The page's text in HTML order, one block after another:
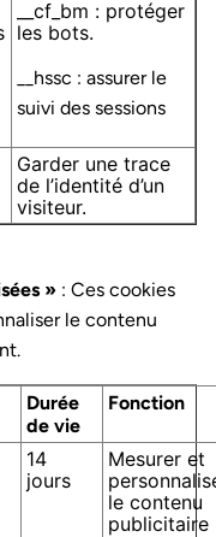
__cf_bm : protéger
les bots.
__hssc : assurer le
suivi des sessions
Garder une trace
de l’identité d’un
visiteur.
» : Ces cookies
le contenu
Durée
de vie
Fonction
14
jours
Mesurer et
le contenu
publicitaire